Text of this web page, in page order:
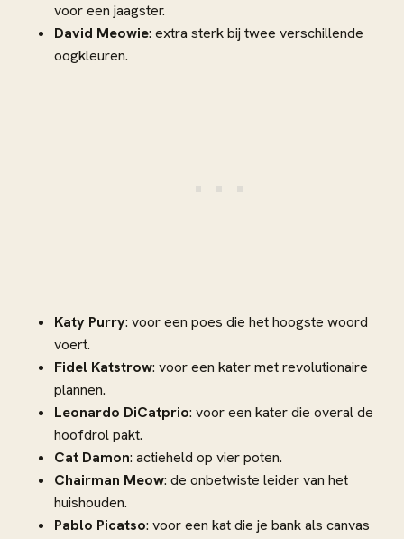
voor een jaagster.
David Meowie: extra sterk bij twee verschillende
oogkleuren.
Katy Purry: voor een poes die het hoogste woord
voert.
Fidel Katstrow: voor een kater met revolutionaire
plannen.
Leonardo DiCatprio: voor een kater die overal de
hoofdrol pakt.
Cat Damon: actieheld op vier poten.
Chairman Meow: de onbetwiste leider van het
huishouden.
Pablo Picatso: voor een kat die je bank als canvas